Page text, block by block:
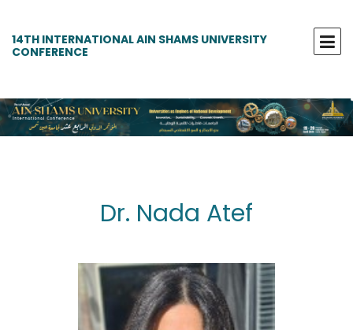
14TH INTERNATIONAL AIN SHAMS UNIVERSITY
CONFERENCE
Dr. Nada Atef